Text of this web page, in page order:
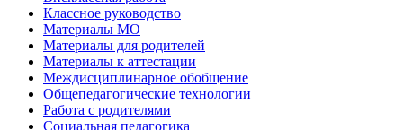
Классное руководство
Материалы МО
Материалы для родителей
Материалы к аттестации
Междисциплинарное обобщение
Общепедагогические технологии
Работа с родителями
Социальная педагогика